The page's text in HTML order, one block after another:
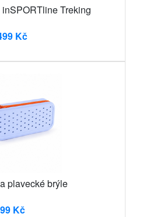
Treking
Kč
plavecké brýle
99 Kč